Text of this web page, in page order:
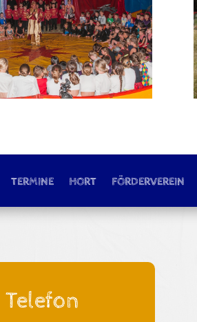
TERMINE HORT FÖRDERVEREIN
Telefon